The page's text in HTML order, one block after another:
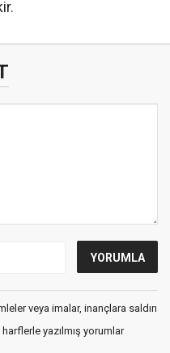
veya imalar, inançlara saldırı
yazılmış yorumlar